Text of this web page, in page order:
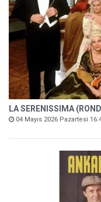
LA SERENISSIMA
04 Mayıs 2026 Pazartesi